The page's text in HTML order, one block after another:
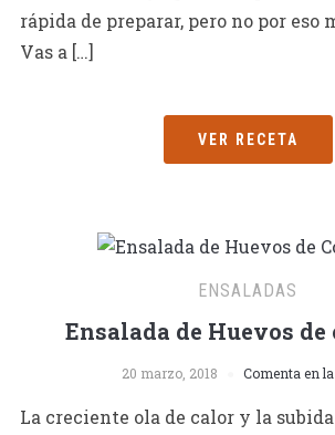
rápida de preparar, pero no por eso
Vas a […]
VER RECETA
ENSALADAS
Ensalada de Huevos
20 marzo, 2018 Comenta en
La creciente ola de calor y la